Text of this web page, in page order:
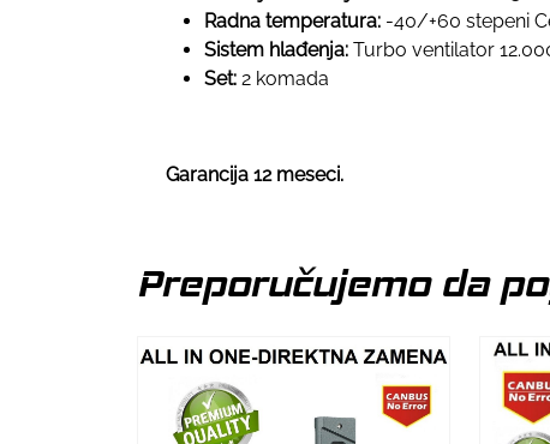
Radna temperatura: -40/+60 stepeni
Sistem hlađenja: Turbo ventilator
Set: 2 komada
Garancija 12 meseci.
Preporučujemo da